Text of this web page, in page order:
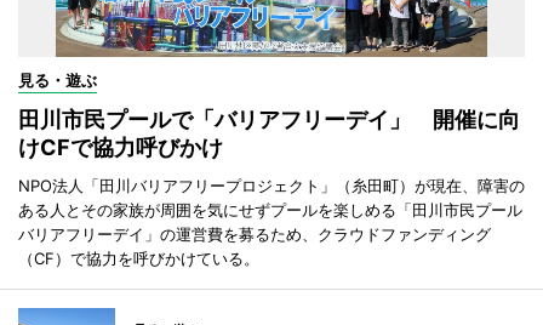
見る・遊ぶ
田川市民プールで「バリアフリーデイ」 開催に向
けCFで協力呼びかけ
NPO法人「田川バリアフリープロジェクト」（糸田町）が現在、障害の
ある人とその家族が周囲を気にせずプールを楽しめる「田川市民プール
バリアフリーデイ」の運営費を募るため、クラウドファンディング
（CF）で協力を呼びかけている。